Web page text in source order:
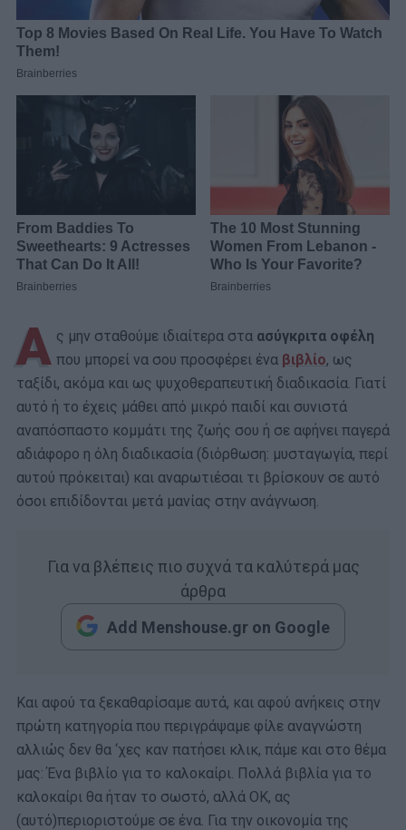
Α ς μην σταθούμε ιδιαίτερα στα ασύγκριτα οφέλη
που μπορεί να σου προσφέρει ένα βιβλίο, ως
ταξίδι, ακόμα και ως ψυχοθεραπευτική διαδικασία. Γιατί
αυτό ή το έχεις μάθει από μικρό παιδί και συνιστά
αναπόσπαστο κομμάτι της ζωής σου ή σε αφήνει παγερά
αδιάφορο η όλη διαδικασία (διόρθωση: μυσταγωγία, περί
αυτού πρόκειται) και αναρωτιέσαι τι βρίσκουν σε αυτό
όσοι επιδίδονται μετά μανίας στην ανάγνωση.
Για να βλέπεις πιο συχνά τα καλύτερά μας
άρθρα
Add Menshouse.gr on Google
Και αφού τα ξεκαθαρίσαμε αυτά, και αφού ανήκεις στην
πρώτη κατηγορία που περιγράψαμε φίλε αναγνώστη
αλλιώς δεν θα ‘χες καν πατήσει κλικ, πάμε και στο θέμα
μας: Ένα βιβλίο για το καλοκαίρι. Πολλά βιβλία για το
καλοκαίρι θα ήταν το σωστό, αλλά ΟΚ, ας
(αυτό)περιοριστούμε σε ένα. Για την οικονομία της